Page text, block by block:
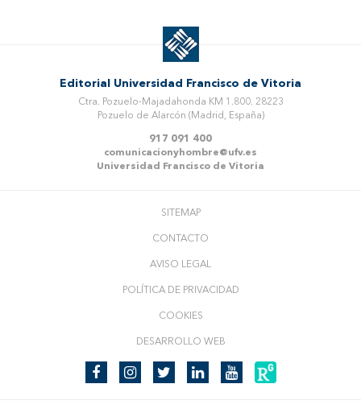
Editorial Universidad Francisco de Vitoria
Ctra. Pozuelo-Majadahonda KM 1.800. 28223
Pozuelo de Alarcón (Madrid, España)
917 091 400
comunicacionyhombre@ufv.es
Universidad Francisco de Vitoria
SITEMAP
CONTACTO
AVISO LEGAL
POLÍTICA DE PRIVACIDAD
COOKIES
DESARROLLO WEB